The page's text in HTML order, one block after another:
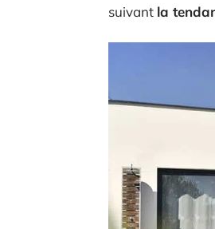
suivant la